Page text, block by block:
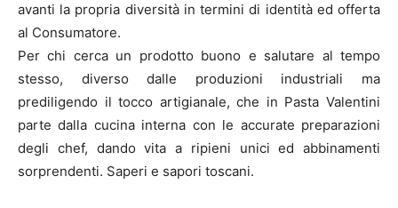
avanti la propria diversità in termini di identità ed offerta
al Consumatore.
Per chi cerca un prodotto buono e salutare al tempo
stesso, diverso dalle produzioni industriali ma
prediligendo il tocco artigianale, che in Pasta Valentini
parte dalla cucina interna con le accurate preparazioni
degli chef, dando vita a ripieni unici ed abbinamenti
sorprendenti. Saperi e sapori toscani.